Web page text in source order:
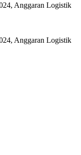
Anggaran Logistik
Anggaran Logistik